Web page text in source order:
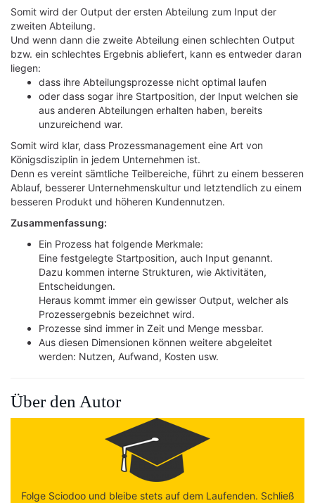
Somit wird der Output der ersten Abteilung zum Input der
zweiten Abteilung.
Und wenn dann die zweite Abteilung einen schlechten Output
bzw. ein schlechtes Ergebnis abliefert, kann es entweder daran
liegen:
dass ihre Abteilungsprozesse nicht optimal laufen
oder dass sogar ihre Startposition, der Input welchen sie
aus anderen Abteilungen erhalten haben, bereits
unzureichend war.
Somit wird klar, dass Prozessmanagement eine Art von
Königsdisziplin in jedem Unternehmen ist.
Denn es vereint sämtliche Teilbereiche, führt zu einem besseren
Ablauf, besserer Unternehmenskultur und letztendlich zu einem
besseren Produkt und höheren Kundennutzen.
Zusammenfassung:
Ein Prozess hat folgende Merkmale:
Eine festgelegte Startposition, auch Input genannt.
Dazu kommen interne Strukturen, wie Aktivitäten,
Entscheidungen.
Heraus kommt immer ein gewisser Output, welcher als
Prozessergebnis bezeichnet wird.
Prozesse sind immer in Zeit und Menge messbar.
Aus diesen Dimensionen können weitere abgeleitet
werden: Nutzen, Aufwand, Kosten usw.
Über den Autor
Folge Sciodoo und bleibe stets auf dem Laufenden. Schließ